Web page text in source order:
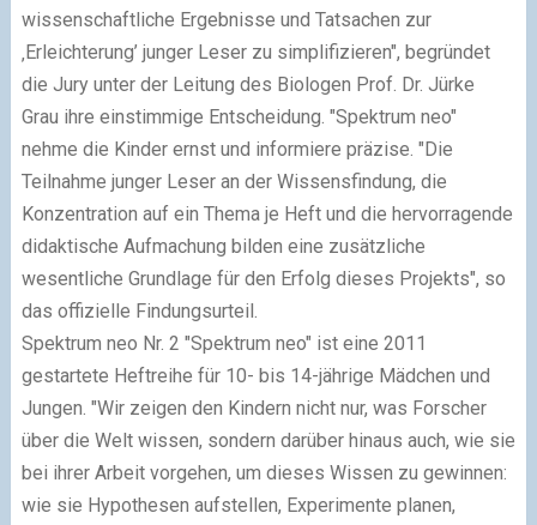
wissenschaftliche Ergebnisse und Tatsachen zur
‚Erleichterung’ junger Leser zu simplifizieren", begründet
die Jury unter der Leitung des Biologen Prof. Dr. Jürke
Grau ihre einstimmige Entscheidung. "Spektrum neo"
nehme die Kinder ernst und informiere präzise. "Die
Teilnahme junger Leser an der Wissensfindung, die
Konzentration auf ein Thema je Heft und die hervorragende
didaktische Aufmachung bilden eine zusätzliche
wesentliche Grundlage für den Erfolg dieses Projekts", so
das offizielle Findungsurteil.
Spektrum neo Nr. 2 "Spektrum neo" ist eine 2011
gestartete Heftreihe für 10- bis 14-jährige Mädchen und
Jungen. "Wir zeigen den Kindern nicht nur, was Forscher
über die Welt wissen, sondern darüber hinaus auch, wie sie
bei ihrer Arbeit vorgehen, um dieses Wissen zu gewinnen:
wie sie Hypothesen aufstellen, Experimente planen,